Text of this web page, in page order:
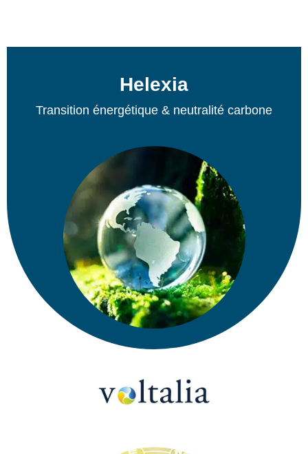
Helexia
Transition énergétique & neutralité carbone